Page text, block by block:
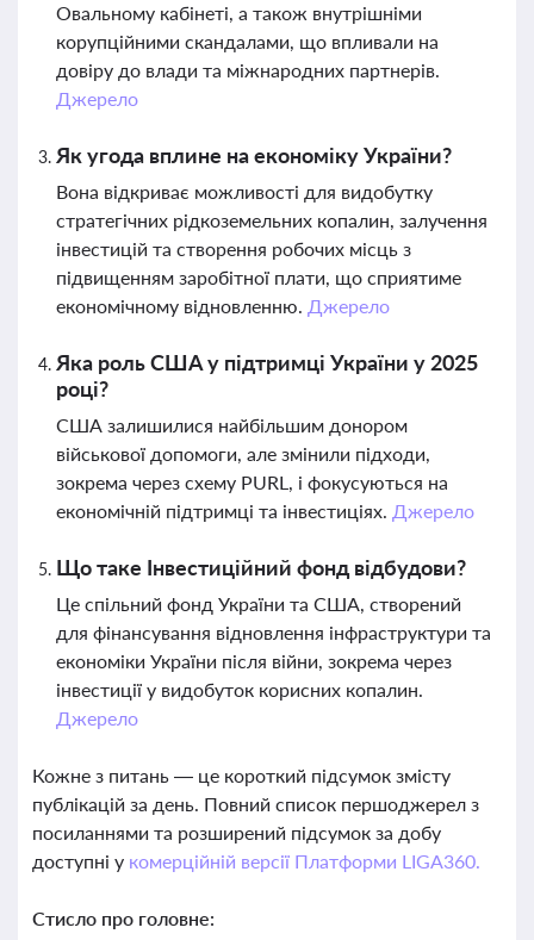
Овальному кабінеті, а також внутрішніми
корупційними скандалами, що впливали на
довіру до влади та міжнародних партнерів.
Джерело
Як угода вплине на економіку України?
Вона відкриває можливості для видобутку
стратегічних рідкоземельних копалин, залучення
інвестицій та створення робочих місць з
підвищенням заробітної плати, що сприятиме
економічному відновленню. Джерело
Яка роль США у підтримці України у 2025
році?
США залишилися найбільшим донором
військової допомоги, але змінили підходи,
зокрема через схему PURL, і фокусуються на
економічній підтримці та інвестиціях. Джерело
Що таке Інвестиційний фонд відбудови?
Це спільний фонд України та США, створений
для фінансування відновлення інфраструктури та
економіки України після війни, зокрема через
інвестиції у видобуток корисних копалин.
Джерело
Кожне з питань — це короткий підсумок змісту
публікацій за день. Повний список першоджерел з
посиланнями та розширений підсумок за добу
доступні у комерційній версії Платформи LIGA360.
Стисло про головне: